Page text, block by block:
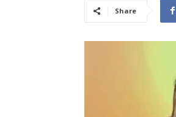
Share